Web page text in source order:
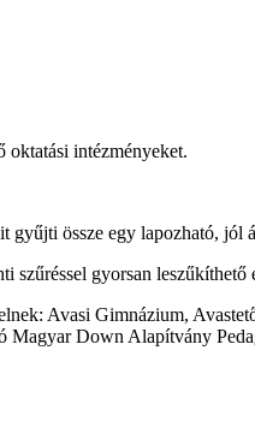
oktatási intézményeket.
gyűjti össze egy lapozható, jól
szűréssel gyorsan
Avasi Gimnázium,
Down Alapítvány